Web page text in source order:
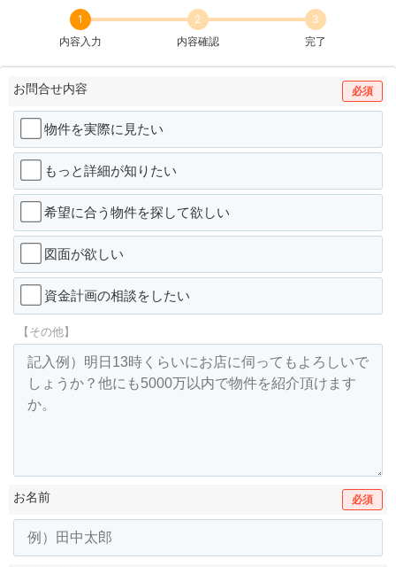
1
内容入力
2
内容確認
3
完了
お問合せ内容 必須
物件を実際に見たい
もっと詳細が知りたい
希望に合う物件を探して欲しい
図面が欲しい
資金計画の相談をしたい
【その他】
お名前 必須